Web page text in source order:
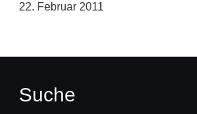
22. Februar 2011
Suche